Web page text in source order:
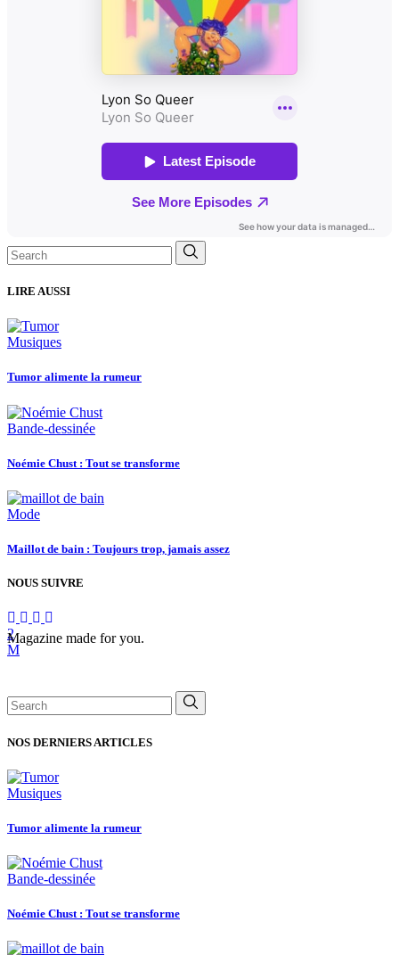
Search
for:
LIRE AUSSI
Musiques
Tumor alimente la rumeur
Bande-dessinée
Noémie Chust : Tout se transforme
Mode
Maillot de bain : Toujours trop, jamais assez
NOUS SUIVRE
Magazine made for you.
Search
for:
NOS DERNIERS ARTICLES
Musiques
Tumor alimente la rumeur
Bande-dessinée
Noémie Chust : Tout se transforme